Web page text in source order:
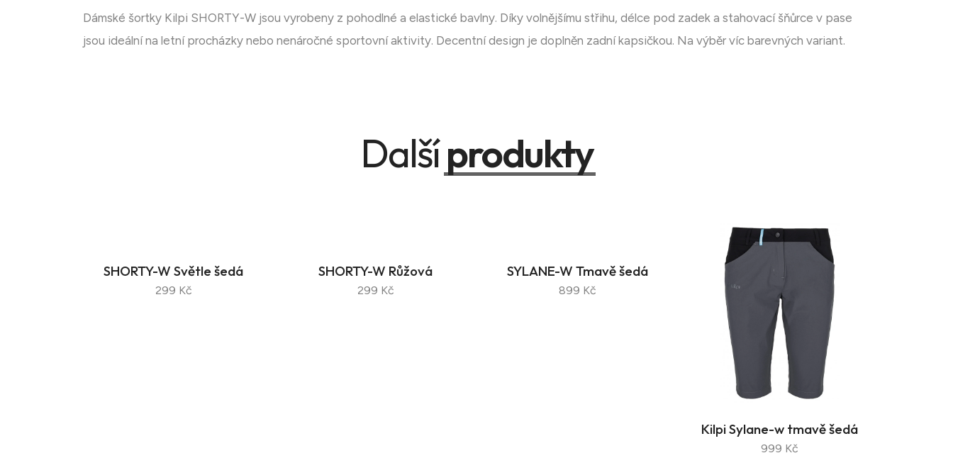
Dámské šortky Kilpi SHORTY-W jsou vyrobeny z pohodlné a elastické bavlny. Díky volnějšímu střihu, délce pod zadek a stahovací šňůrce v pase
jsou ideální na letní procházky nebo nenáročné sportovní aktivity. Decentní design je doplněn zadní kapsičkou. Na výběr víc barevných variant.
Dalšíprodukty
SHORTY-W Světle šedá
299 Kč
SHORTY-W Růžová
299 Kč
SYLANE-W Tmavě šedá
899 Kč
Kilpi Sylane-w tmavě šedá
999 Kč